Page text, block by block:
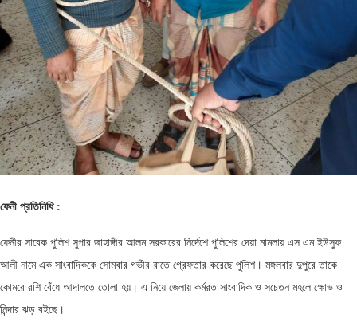
ফেনী প্রতিনিধি:
ফেনীর সাবেক পুলিশ সুপার জাহাঙ্গীর আলম সরকারের নির্দেশে পুলিশের দেয়া মামলায় এস এম ইউসুফ
আলী নামে এক সাংবাদিককে সোমবার গভীর রাতে গ্রেফতার করেছে পুলিশ। মঙ্গলবার দুপুরে তাকে
কোমরে রশি বেঁধে আদালতে তোলা হয়। এ নিয়ে জেলায় কর্মরত সাংবাদিক ও সচেতন মহলে ক্ষোভ ও
নিন্দার ঝড় বইছে।